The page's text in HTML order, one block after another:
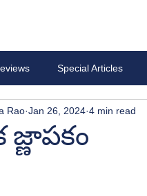
Special Articles
జ్ణాపకం
Rao Jan 26, 2024 4 min read
of 5 stars.